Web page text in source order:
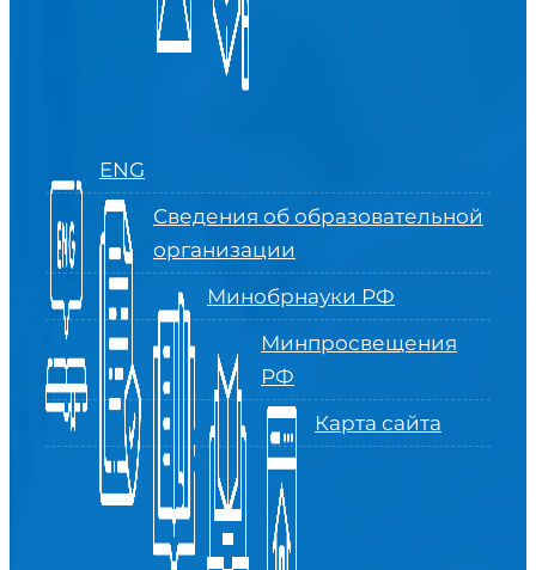
ENG
Сведения об образовательной
организации
Минобрнауки РФ
Минпросвещения
РФ
Карта сайта